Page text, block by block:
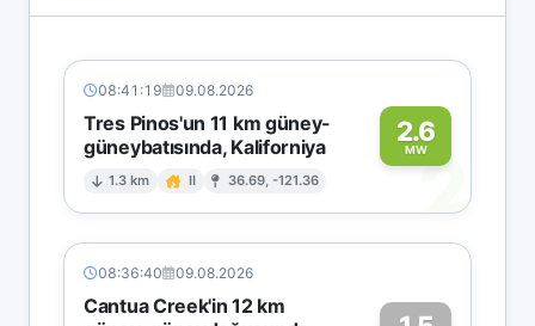
08:41:19 09.08.2026
Tres Pinos'un 11 km güney-
güneybatısında, Kaliforniya
1.3 km II 36.69, -121.36
2.6
MW2
08:36:40 09.08.2026
Cantua Creek'in 12 km